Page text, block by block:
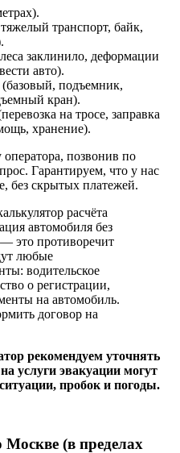
транспорт, байк,
заклинило, деформации
авто).
подъемник,
кран).
на тросе, заправка
хранение).
позвонив по
Гарантируем, что у нас
без скрытых платежей.
расчёта
автомобиля без
— это противоречит
любые
водительское
о регистрации,
на автомобиль.
договор на
рекомендуем уточнять
услуги эвакуации могут
пробок и погоды.
(в пределах